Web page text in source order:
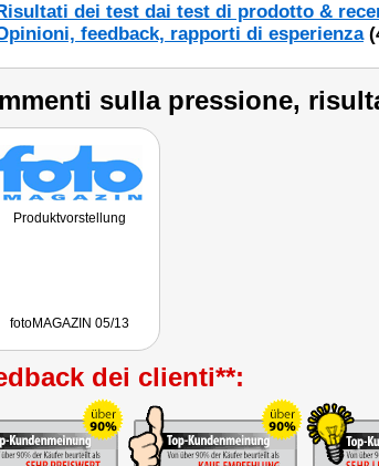
dei test dai test di prodotto &
feedback, rapporti di esperienza
sulla pressione,
Produktvorstellung
fotoMAGAZIN 05/13
dei clienti**: